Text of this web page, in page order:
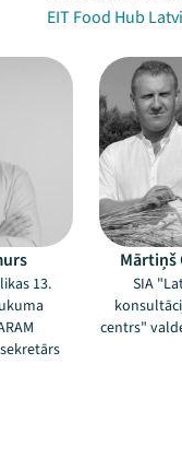
EIT Food Hub
13.
Mārtiņš
SIA
centrs"